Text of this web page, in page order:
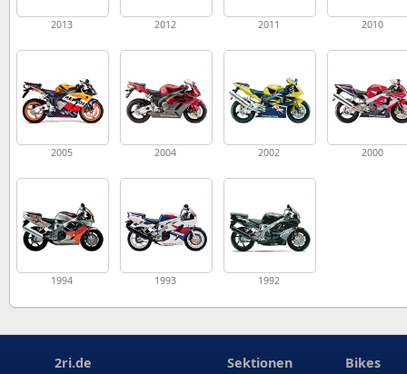
2013 2012 2011 2010
2005 2004 2002 2000
1994 1993 1992
2ri.de Sektionen Bikes